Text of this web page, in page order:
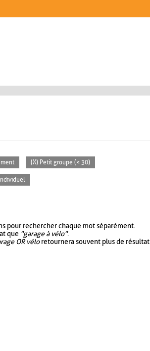
(X) Petit groupe (< 30)
pour rechercher chaque mot séparément.
que "garage à vélo".
OR véloretournera souvent plus de résultat